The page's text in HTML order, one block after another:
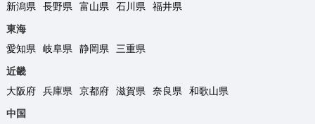
新潟県
長野県 富山県 石川県
福井県
東海
愛知県
岐阜県 静岡県
三重県
近畿
大阪府
兵庫県 京都府 滋賀県 奈良県
和歌山県
中国